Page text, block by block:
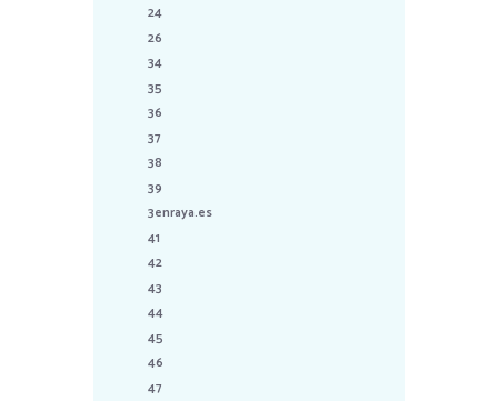
24
26
34
35
36
37
38
39
3enraya.es
41
42
43
44
45
46
47